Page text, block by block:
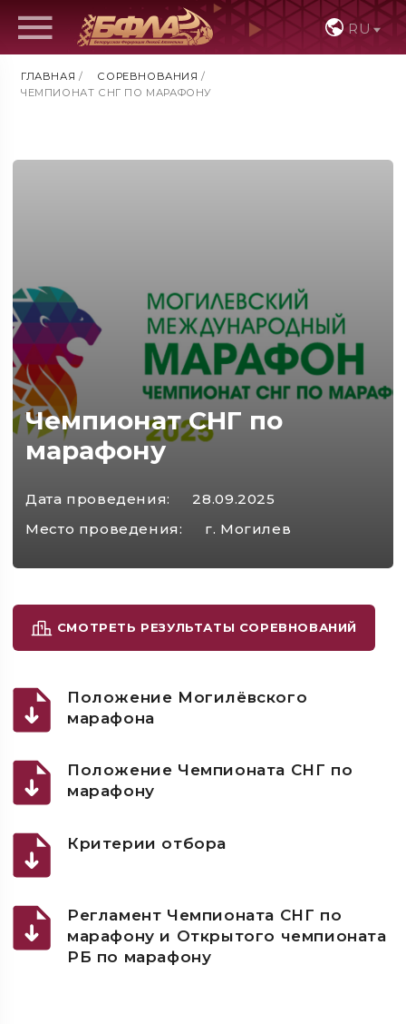
RU
ГЛАВНАЯ / СОРЕВНОВАНИЯ /
ЧЕМПИОНАТ СНГ ПО МАРАФОНУ
Чемпионат СНГ по
марафону
Дата проведения:
28.09.2025
Место проведения:
г. Могилев
СМОТРЕТЬ РЕЗУЛЬТАТЫ СОРЕВНОВАНИЙ
Положение Могилёвского
марафона
Положение Чемпионата СНГ по
марафону
Критерии отбора
Регламент Чемпионата СНГ по
марафону и Открытого чемпионата
РБ по марафону